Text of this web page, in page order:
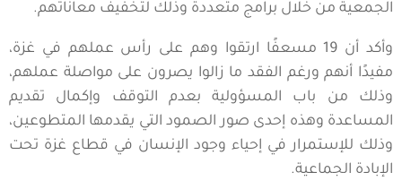
الجمعية من خلال برامج متعددة وذلك لتخفيف معاناتهم.
وأكد أن 19 مسعفًا ارتقوا وهم على رأس عملهم في غزة،
مفيدًا أنهم ورغم الفقد ما زالوا يصرون على مواصلة عملهم،
وذلك من باب المسؤولية بعدم التوقف وإكمال تقديم
المساعدة وهذه إحدى صور الصمود التي يقدمها المتطوعين،
وذلك للإستمرار في إحياء وجود الإنسان في قطاع غزة تحت
الإبادة الجماعية.